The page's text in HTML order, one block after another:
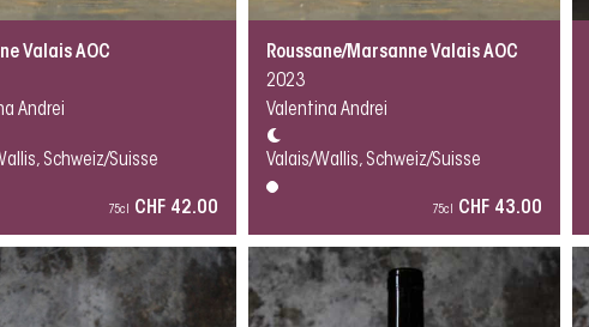
Valais AOC
Andrei
Schweiz/Suisse
75cl CHF 42.00
Roussane/Marsanne Valais AOC
2023
Valentina Andrei
Valais/Wallis, Schweiz/Suisse
75cl CHF 43.00